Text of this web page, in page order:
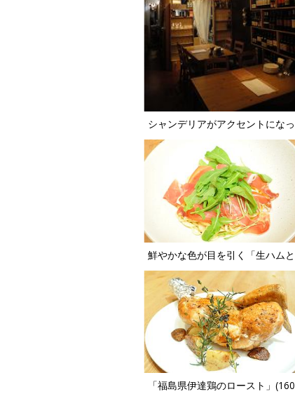
シャンデリアがアクセントにな
鮮やかな色が目を引く「生ハム
「福島県伊達鶏のロースト」